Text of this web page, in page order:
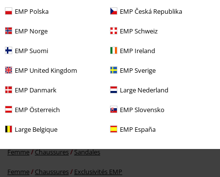
EMP Polska EMP Česká Republika
EMP Norge EMP Schweiz
EMP Suomi EMP Ireland
EMP United Kingdom EMP Sverige
EMP Danmark Large Nederland
EMP Österreich EMP Slovensko
Large Belgique EMP España
€ 32,99
Plus de catégories. Plus d'options.
Vêtements & accessoires Chaussures & Chaussettes Sandales
Thèmes Festivals & Concerts Chaussures
Thèmes Festivals & Concerts Musique
Femme Chaussures Sandales
Femme Chaussures Exclusivités EMP